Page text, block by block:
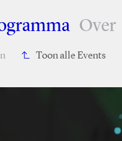
Over
Toon alle Events